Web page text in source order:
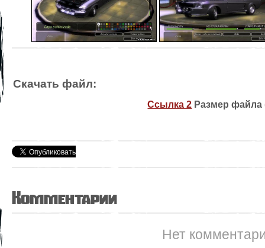
Скачать файл:
Ссылка 2 Размер файла
Комментарии
Нет